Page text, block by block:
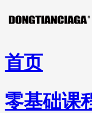
首页
零基础课